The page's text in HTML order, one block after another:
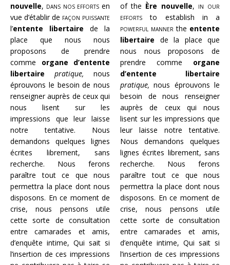
nouvelle, dans nos efforts en
vue d’établir de façon puissante
l’entente libertaire de la
place que nous nous
proposons de prendre
comme organe d’entente
libertaire
pratique, nous
éprouvons le besoin de nous
renseigner auprès de ceux qui
nous lisent sur les
impressions que leur laisse
notre tentative. Nous
demandons quelques lignes
écrites librement, sans
recherche. Nous ferons
paraître tout ce que nous
permettra la place dont nous
disposons. En ce moment de
crise, nous pensons utile
cette sorte de consultation
entre camarades et amis,
d’enquête intime, Qui sait si
l’insertion de ces impressions
of the Ère nouvelle, in our
efforts to establish in a
powerful manner the entente
libertaire de la place que
nous nous proposons de
prendre comme organe
d’entente libertaire
pratique,nous éprouvons le
besoin de nous renseigner
auprès de ceux qui nous
lisent sur les impressions que
leur laisse notre tentative.
Nous demandons quelques
lignes écrites librement, sans
recherche. Nous ferons
paraître tout ce que nous
permettra la place dont nous
disposons. En ce moment de
crise, nous pensons utile
cette sorte de consultation
entre camarades et amis,
d’enquête intime, Qui sait si
l’insertion de ces impressions